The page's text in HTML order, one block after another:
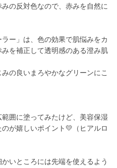
の反対色なので、赤みを自然に
ー」は、色の効果で肌悩みをカ
を補正して透明感のある澄み肌
の良いまろやかなグリーンにこ
囲に塗ってみたけど、美容保湿
が嬉しいポイント💛（ヒアルロ
いところには先端を使えるよう